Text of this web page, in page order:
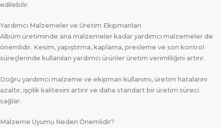
edilebilir.
Yardımcı Malzemeler ve Üretim Ekipmanları
Albüm üretiminde ana malzemeler kadar yardımcı malzemeler de
önemlidir. Kesim, yapıştırma, kaplama, presleme ve son kontrol
süreçlerinde kullanılan yardımcı ürünler üretim verimliliğini artırır.
Doğru yardımcı malzeme ve ekipman kullanımı, üretim hatalarını
azaltır, işçilik kalitesini artırır ve daha standart bir üretim süreci
sağlar.
Malzeme Uyumu Neden Önemlidir?